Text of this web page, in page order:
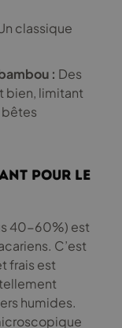
classique
: Des
bien, limitant
pour le
40-60%) est
C’est
frais est
humides.